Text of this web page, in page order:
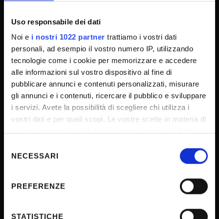
Uso responsabile dei dati
Noi e i nostri 1022 partner trattiamo i vostri dati
personali, ad esempio il vostro numero IP, utilizzando
tecnologie come i cookie per memorizzare e accedere
alle informazioni sul vostro dispositivo al fine di
pubblicare annunci e contenuti personalizzati, misurare
gli annunci e i contenuti, ricercare il pubblico e sviluppare
i servizi. Avete la possibilità di scegliere chi utilizza i
vostri dati e per quali scopi. Le vostre scelte in materia di
modificare o revocare il proprio consenso in qualsiasi
momento dalla Dichiarazione sui cookie o facendo clic
raccogliere informazioni sulla tua posizione
delNECESSARI
PREFERENZE
STATISTICHE
Privacy
Cookie
Sponsorizzazioni e donazioni
Iniziative e convegni
Il 5x1000 all'Università di Verona
Firma Elettronica Avanzata
SPID
Accessibilità
URP - Ufficio Relazioni con il pubblico